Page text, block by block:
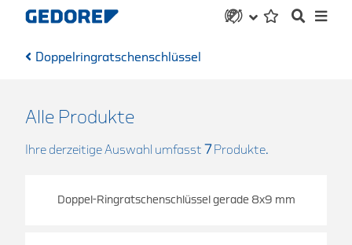
Doppelringratschenschlüssel
Alle Produkte
Ihre derzeitige Auswahl umfasst 7 Produkte.
Doppel-Ringratschenschlüssel gerade 8x9 mm